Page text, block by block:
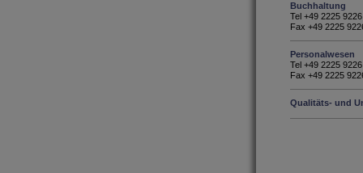
Buchhaltung
Tel +49 2225
Fax +49 2225
Personalwesen
Tel +49 2225
Fax +49 2225
Qualitäts- und